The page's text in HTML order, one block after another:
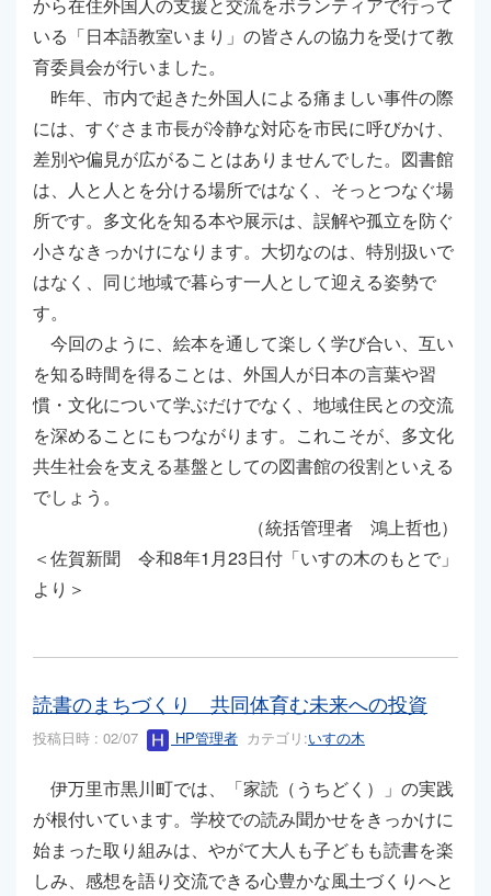
から在住外国人の支援と交流をボランティアで行って
いる「日本語教室いまり」の皆さんの協力を受けて教
育委員会が行いました。
昨年、市内で起きた外国人による痛ましい事件の際
には、すぐさま市長が冷静な対応を市民に呼びかけ、
差別や偏見が広がることはありませんでした。図書館
は、人と人とを分ける場所ではなく、そっとつなぐ場
所です。多文化を知る本や展示は、誤解や孤立を防ぐ
小さなきっかけになります。大切なのは、特別扱いで
はなく、同じ地域で暮らす一人として迎える姿勢で
す。
今回のように、絵本を通して楽しく学び合い、互い
を知る時間を得ることは、外国人が日本の言葉や習
慣・文化について学ぶだけでなく、地域住民との交流
を深めることにもつながります。これこそが、多文化
共生社会を支える基盤としての図書館の役割といえる
でしょう。
（統括管理者 鴻上哲也）
＜佐賀新聞 令和8年1月23日付「いすの木のもとで」
より＞
読書のまちづくり 共同体育む未来への投資
投稿日時 : 02/07 HP管理者 カテゴリ:いすの木
伊万里市黒川町では、「家読（うちどく）」の実践
が根付いています。学校での読み聞かせをきっかけに
始まった取り組みは、やがて大人も子どもも読書を楽
しみ、感想を語り交流できる心豊かな風土づくりへと